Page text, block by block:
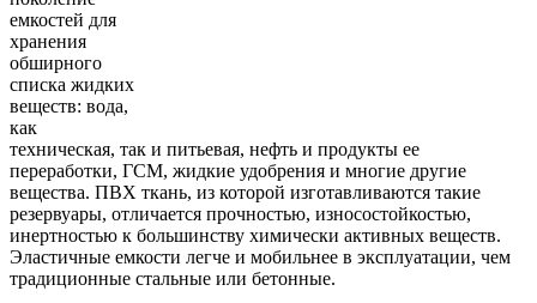
емкостей для
хранения
обширного
списка жидких
веществ: вода,
как
техническая, так и питьевая, нефть и продукты ее
переработки, ГСМ, жидкие удобрения и многие другие
вещества. ПВХ ткань, из которой изготавливаются такие
резервуары, отличается прочностью, износостойкостью,
инертностью к большинству химически активных веществ.
Эластичные емкости легче и мобильнее в эксплуатации, чем
традиционные стальные или бетонные.